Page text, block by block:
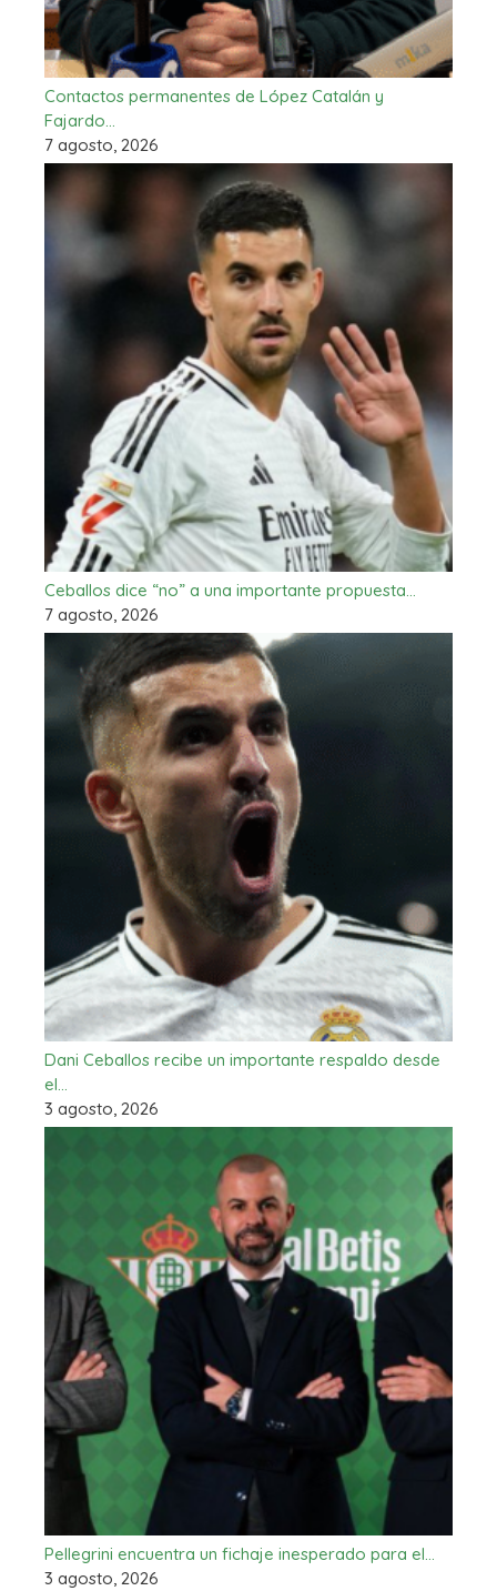
Contactos permanentes de López Catalán y
Fajardo…
7 agosto, 2026
Ceballos dice “no” a una importante propuesta…
7 agosto, 2026
Dani Ceballos recibe un importante respaldo desde
el…
3 agosto, 2026
Pellegrini encuentra un fichaje inesperado para el…
3 agosto, 2026